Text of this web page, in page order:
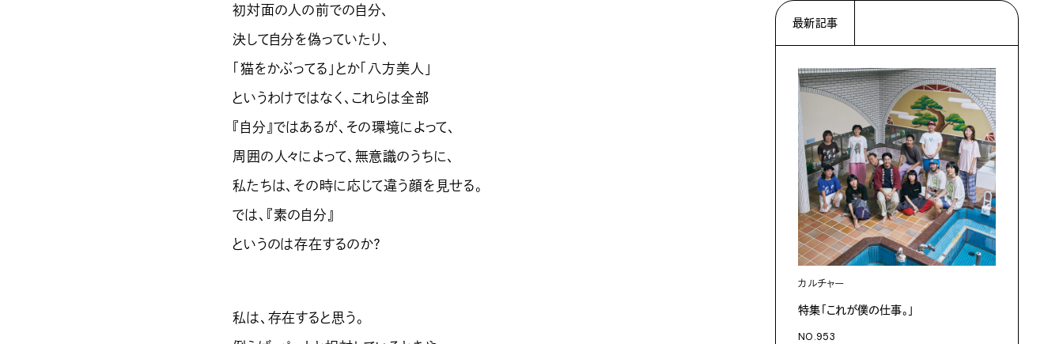
初対面の人の前での自分、
決して自分を偽っていたり、
「猫をかぶってる」とか「八方美人」
というわけではなく、これらは全部
『自分』ではあるが、その環境によって、
周囲の人々によって、無意識のうちに、
私たちは、その時に応じて違う顔を見せる。
では、『素の自分』
というのは存在するのか？
私は、存在すると思う。
最新記事
カルチャー
特集「これが僕の仕事。」
NO.953